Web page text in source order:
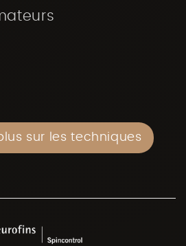
sur les techniques